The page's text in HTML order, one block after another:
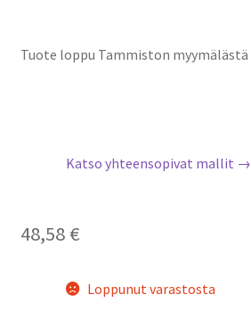
Tuote loppu Tammiston myymälästä
Katso yhteensopivat mallit →
48,58 €
Loppunut varastosta